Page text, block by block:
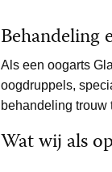
Behandeling
Als een oogarts
oogdruppels,
behandeling trouw
Wat wij als